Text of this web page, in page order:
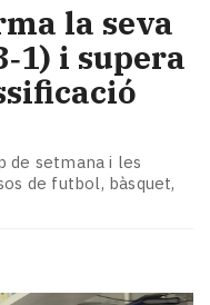
la seva
i supera
de setmana i les
de futbol, bàsquet,